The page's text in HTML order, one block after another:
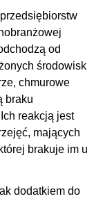
od
środowisk
chmurowe
braku
reakcją jest
mających
brakuje im u
dodatkiem do